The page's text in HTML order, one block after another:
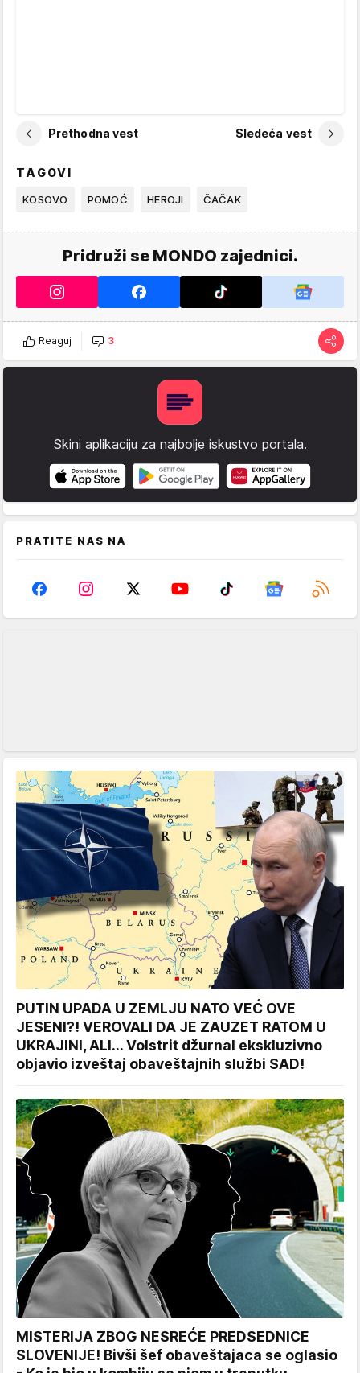
Prethodna vest Sledeća vest
TAGOVI
KOSOVO POMOĆ HEROJI ČAČAK
Pridruži se MONDO zajednici.
Reaguj 3
Skini aplikaciju za najbolje iskustvo portala.
PRATITE NAS NA
PUTIN UPADA U ZEMLJU NATO VEĆ OVE
JESENI?! VEROVALI DA JE ZAUZET RATOM U
UKRAJINI, ALI... Volstrit džurnal ekskluzivno
objavio izveštaj obaveštajnih službi SAD!
MISTERIJA ZBOG NESREĆE PREDSEDNICE
SLOVENIJE! Bivši šef obaveštajaca se oglasio